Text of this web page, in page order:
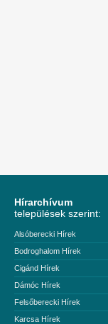
Hírarchívum
települések szerint:
Alsóberecki Hírek
Bodroghalom Hírek
Cigánd Hírek
Dámóc Hírek
Felsőberecki Hírek
Karcsa Hírek